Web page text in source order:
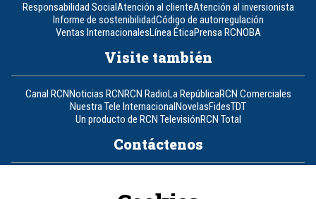
Responsabilidad SocialAtención al clienteAtención al inversionista
Informe de sostenibilidadCódigo de autorregulación
Ventas InternacionalesLínea ÉticaPrensa RCNOBA
Visite también
Canal RCNNoticias RCNRCN RadioLa RepúblicaRCN Comerciales
Nuestra Tele InternacionalNovelasFidesTDT
Un producto de RCN TelevisiónRCN Total
Contáctenos